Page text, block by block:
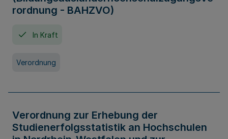
rordnung - BAHZVO)
In Kraft
Verordnung
Verordnung zur Erhebung der
Studienerfolgsstatistik an Hochschulen